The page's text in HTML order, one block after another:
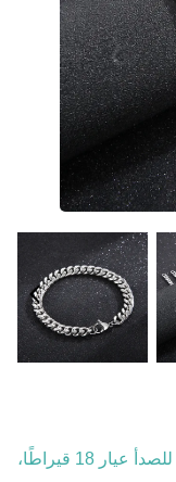
أساور رجالية شخصية من الفولاذ المقاوم للصدأ عيار 18 قيراطًا،